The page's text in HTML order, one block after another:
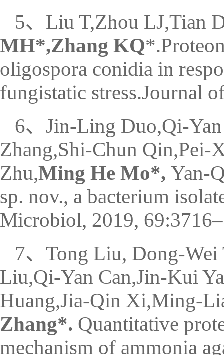
5、Liu T,Zhou LJ,Tian
MH*,Zhang KQ
oligospora conidia in
fungistatic stress.Journal
6、Jin-Ling Duo,Qi-
Zhang,Shi-Chun Qin,Pei-
Zhu,Ming He Mo*, Yan-
sp. nov., a bacterium
Microbiol, 2019,
7、Tong Liu, Dong-
Liu,Qi-Yan Can,Jin-Kui
Huang,Jia-Qin Xi,Ming-
Zhang*. Quantitative
mechanism of ammonia